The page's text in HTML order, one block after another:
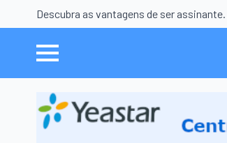
Descubra as vantagens de ser assinante.